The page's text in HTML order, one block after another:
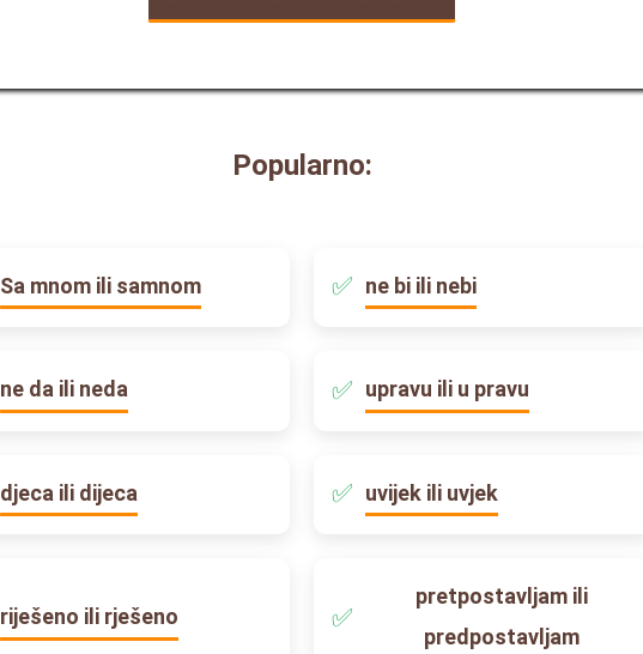
Popularno:
Sa mnom ili samnom ne bi ili nebi
ne da ili neda upravu ili u pravu
djeca ili dijeca uvijek ili uvjek
riješeno ili rješeno
pretpostavljam ili
predpostavljam